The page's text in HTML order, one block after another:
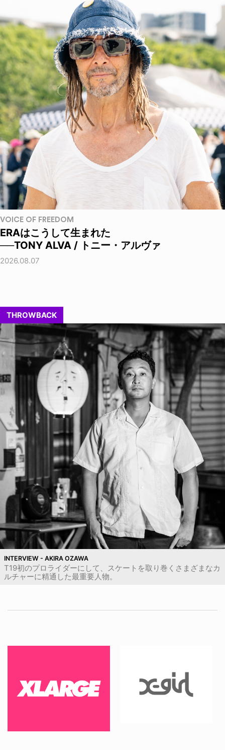
VOICE OF FREEDOM
ERAはこうして生まれた
──TONY ALVA / トニー・アルヴァ
2026.08.07
THROWBACK
INTERVIEW - AKIRA OZAWA
T19初のプロライダーにして、スケートを取り巻くさまざまなカ
ルチャーに精通した最重要人物。